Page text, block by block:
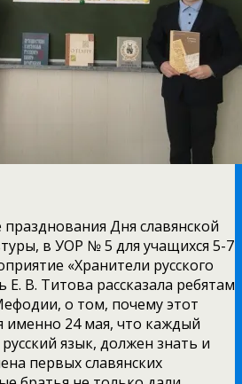
празднования Дня славянской
в УОР № 5 для учащихся 5-7
«Хранители русского
Е. В. Титова рассказала ребятам
о том, почему этот
именно 24 мая, что каждый
язык, должен знать и
первых славянских